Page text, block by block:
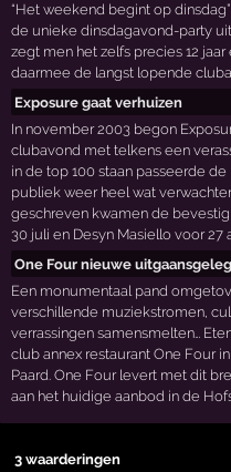
“Het weekend begint op
de unieke dinsdagavond-party
zegt men het zelfs precies 12
daarmee de langst lopende
Exposure gaat verhuizen
In november 2003 begon
clubavond met telkens een
in de top 100 staan passeerde
publiek weer heel wat
geschreven kwamen de
30 juli en Desyn Masiello voor 27
One Four nieuwe
Een monumentaal pand
verschillende muziekstromen,
verrassingen samensmelten…
club annex restaurant One Four
Paard. One Four levert met dit
aan het huidige aanbod in de
3 waarderingen